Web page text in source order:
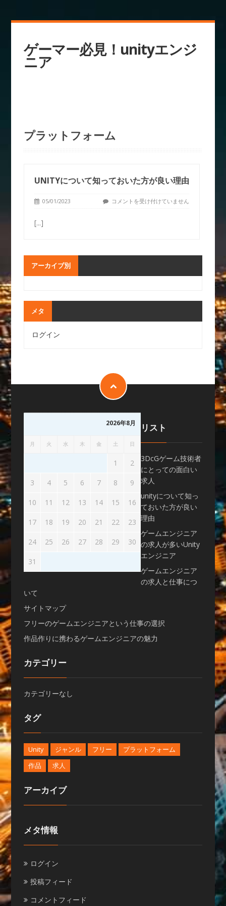
ゲーマー必見！unityエンジ
ニア
プラットフォーム
UNITYについて知っておいた方が良い理由
05/01/2023 コメントを受け付けていません
[...]
アーカイブ別
メタ
ログイン
2026年8月
月 火 水 木 金 土 日
1 2
3 4 5 6 7 8 9
10 11 12 13 14 15 16
17 18 19 20 21 22 23
24 25 26 27 28 29 30
31
リスト
3DcGゲーム技術者
にとっての面白い
求人
unityについて知っ
ておいた方が良い
理由
ゲームエンジニア
の求人が多いUnity
エンジニア
ゲームエンジニア
の求人と仕事につ
いて
サイトマップ
フリーのゲームエンジニアという仕事の選択
作品作りに携わるゲームエンジニアの魅力
カテゴリー
カテゴリーなし
タグ
Unity ジャンル フリー
プラットフォーム
作品
求人
アーカイブ
メタ情報
ログイン
投稿フィード
コメントフィード